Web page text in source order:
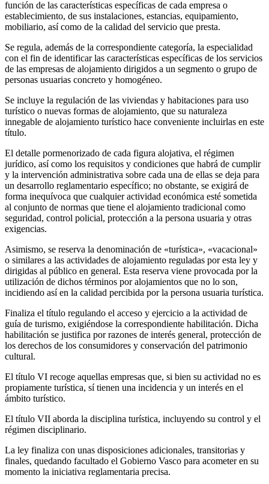
función de las características específicas de cada empresa o
establecimiento, de sus instalaciones, estancias, equipamiento,
mobiliario, así como de la calidad del servicio que presta.
Se regula, además de la correspondiente categoría, la especialidad
con el fin de identificar las características específicas de los servicios
de las empresas de alojamiento dirigidos a un segmento o grupo de
personas usuarias concreto y homogéneo.
Se incluye la regulación de las viviendas y habitaciones para uso
turístico o nuevas formas de alojamiento, que su naturaleza
innegable de alojamiento turístico hace conveniente incluirlas en este
título.
El detalle pormenorizado de cada figura alojativa, el régimen
jurídico, así como los requisitos y condiciones que habrá de cumplir
y la intervención administrativa sobre cada una de ellas se deja para
un desarrollo reglamentario específico; no obstante, se exigirá de
forma inequívoca que cualquier actividad económica esté sometida
al conjunto de normas que tiene el alojamiento tradicional como
seguridad, control policial, protección a la persona usuaria y otras
exigencias.
Asimismo, se reserva la denominación de «turística», «vacacional»
o similares a las actividades de alojamiento reguladas por esta ley y
dirigidas al público en general. Esta reserva viene provocada por la
utilización de dichos términos por alojamientos que no lo son,
incidiendo así en la calidad percibida por la persona usuaria turística.
Finaliza el título regulando el acceso y ejercicio a la actividad de
guía de turismo, exigiéndose la correspondiente habilitación. Dicha
habilitación se justifica por razones de interés general, protección de
los derechos de los consumidores y conservación del patrimonio
cultural.
El título VI recoge aquellas empresas que, si bien su actividad no es
propiamente turística, sí tienen una incidencia y un interés en el
ámbito turístico.
El título VII aborda la disciplina turística, incluyendo su control y el
régimen disciplinario.
La ley finaliza con unas disposiciones adicionales, transitorias y
finales, quedando facultado el Gobierno Vasco para acometer en su
momento la iniciativa reglamentaria precisa.